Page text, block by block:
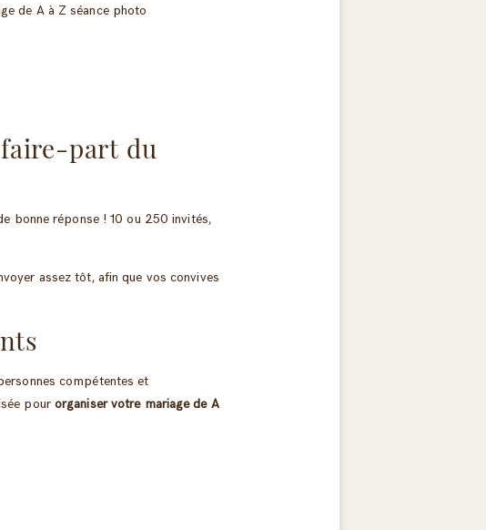
part du
bonne réponse ! 10 ou 250 invités,
assez tôt, afin que vos convives
compétentes et
pour organiser votre mariage de A